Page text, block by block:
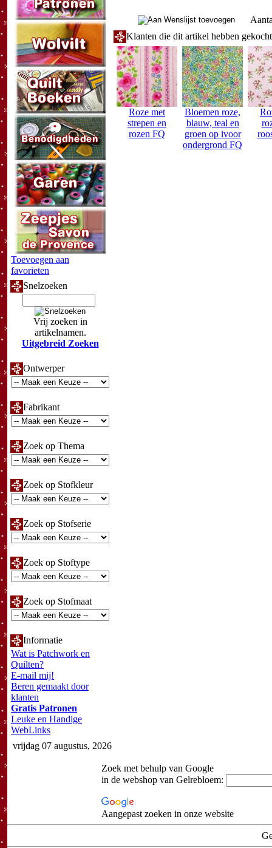
Toevoegen aan
favorieten
Snelzoeken
Vrij zoeken in
artikelnamen.
Uitgebreid Zoeken
Ontwerper
Fabrikant
Zoek op Thema
Zoek op Stofkleur
Zoek op Stofserie
Zoek op Stoftype
Zoek op Stofmaat
Informatie
Wat is Patchwork en
Quilten?
E-mail mij!
Beren gemaakt door
klanten
Gratis Patronen
Leuke en Handige
WebLinks
Klanten die dit artikel hebben
Roze met
strepen en
rozen FQ
Bloemen roze,
blauw, teal en
groen op ivoor
ondergrond FQ
vrijdag 07 augustus, 2026
Zoek met behulp van Google
in de webshop van Gelrebloem:
Aangepast zoeken in onze website